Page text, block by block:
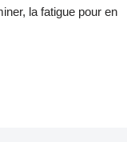
la fatigue pour en